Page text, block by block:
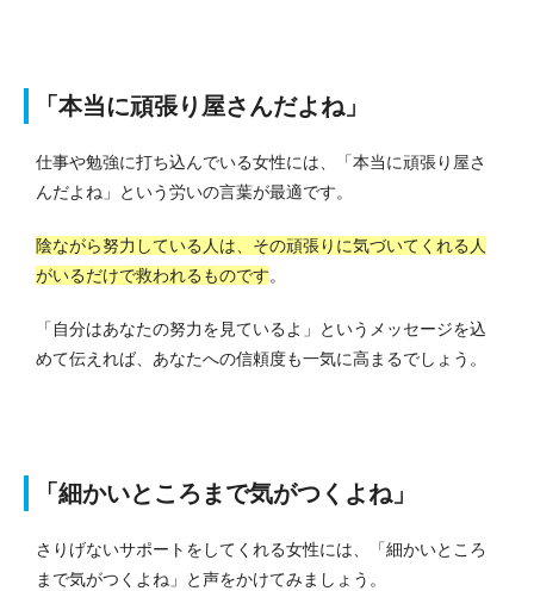
「本当に頑張り屋さんだよね」
仕事や勉強に打ち込んでいる女性には、「本当に頑張り屋さ
んだよね」という労いの言葉が最適です。
陰ながら努力している人は、その頑張りに気づいてくれる人
がいるだけで救われるものです。
「自分はあなたの努力を見ているよ」というメッセージを込
めて伝えれば、あなたへの信頼度も一気に高まるでしょう。
「細かいところまで気がつくよね」
さりげないサポートをしてくれる女性には、「細かいところ
まで気がつくよね」と声をかけてみましょう。